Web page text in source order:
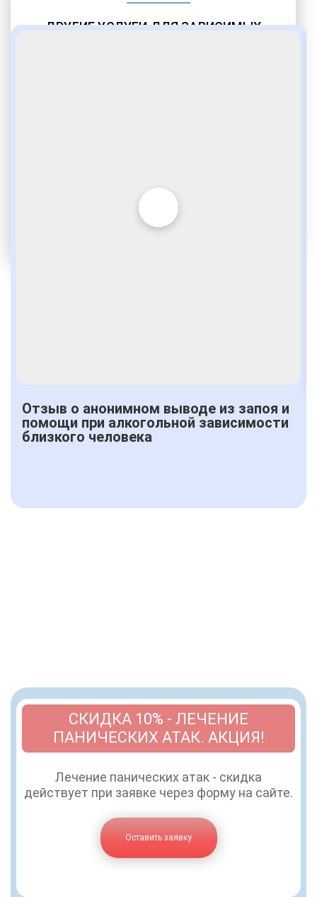
ДРУГИЕ УСЛУГИ ДЛЯ ЗАВИСИМЫХ
Отзыв о анонимном выводе из запоя и
помощи при алкогольной зависимости
близкого человека
СКИДКА 10% - ЛЕЧЕНИЕ
ПАНИЧЕСКИХ АТАК. АКЦИЯ!
Лечение панических атак - скидка
действует при заявке через форму на сайте.
Оставить заявку